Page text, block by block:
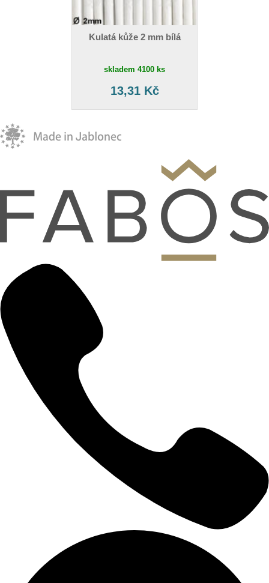
Kulatá kůže 2 mm bílá
skladem 4100 ks
13,31 Kč